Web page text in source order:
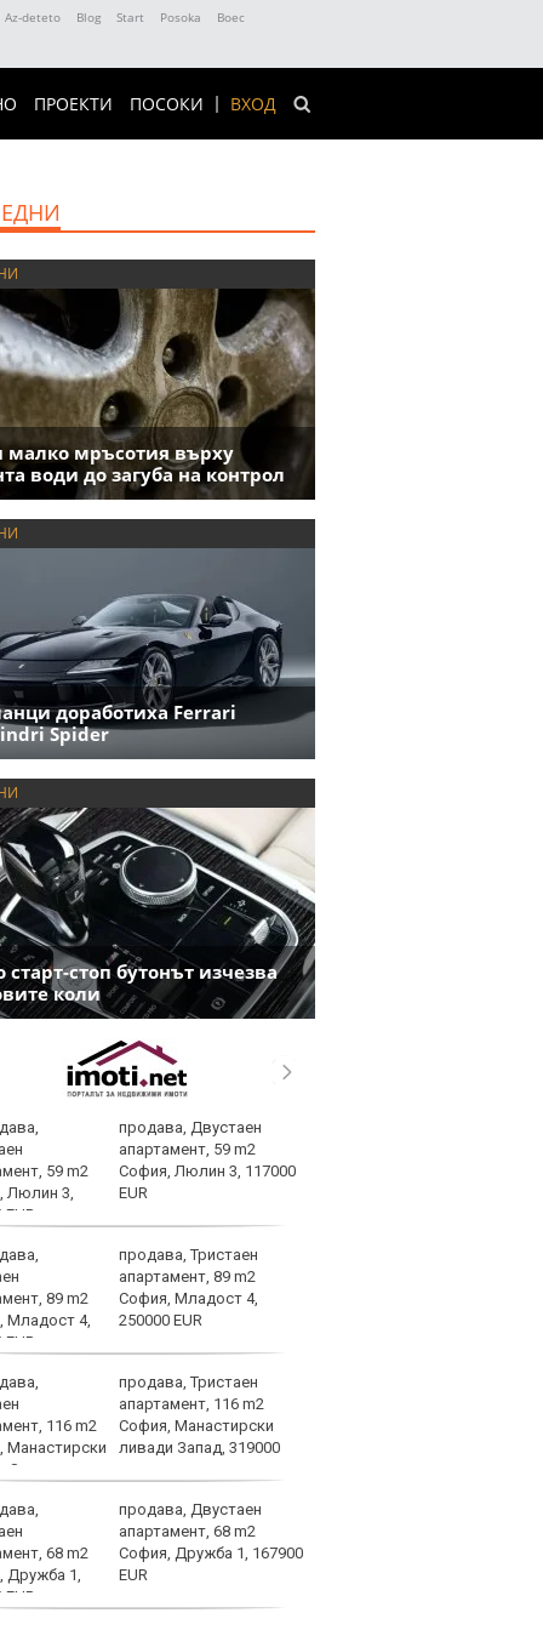
Az-deteto Blog Start Posoka
Boec
ВХОД
ПРОЕКТИ ПОСОКИ
малко мръсотия върху
води до загуба на контрол
доработиха Ferrari
Spider
стоп бутонът изчезва
коли
продава, Двустаен
апартамент, 59 m2
София, Люлин 3, 117000
EUR
продава, Тристаен
апартамент, 89 m2
София, Младост 4,
250000 EUR
продава, Тристаен
апартамент, 116 m2
София, Манастирски
ливади Запад, 319000
продава, Двустаен
апартамент, 68 m2
София, Дружба 1, 167900
EUR